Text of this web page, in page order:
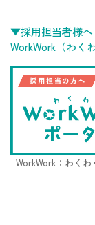
▼採用担当者様へ
WorkWork（わく
WorkWork：わく